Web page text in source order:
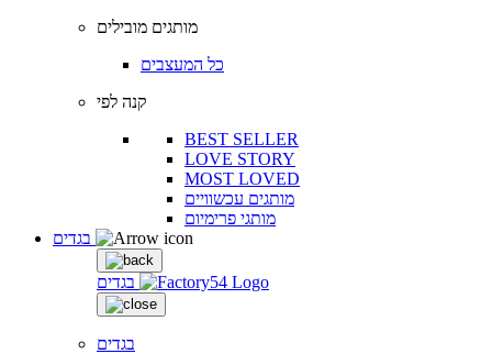
מותגים מובילים
כל המעצבים
קנה לפי
BEST SELLER
LOVE STORY
MOST LOVED
מותגים עכשוויים
מותגי פרימיום
בגדים
בגדים